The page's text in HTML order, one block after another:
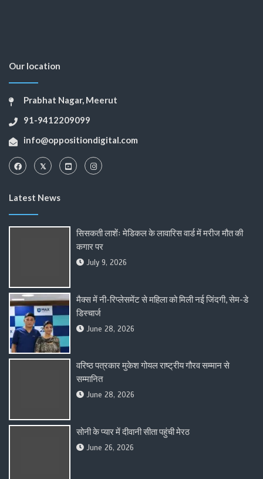
Our location
Prabhat Nagar, Meerut
91-9412209099
info@oppositiondigital.com
Latest News
सिसकती लाशेंः मेडिकल के लावारिस वार्ड में मरीज मौत की
कगार पर
July 9, 2026
मैक्स में नी-रिप्लेसमेंट से महिला को मिली नई जिंदगी, सेम-डे
डिस्चार्ज
June 28, 2026
वरिष्ठ पत्रकार मुकेश गोयल राष्ट्रीय गौरव सम्मान से
सम्मानित
June 28, 2026
सोनी के प्यार में दीवानी सीता पहुंची मेरठ
June 26, 2026